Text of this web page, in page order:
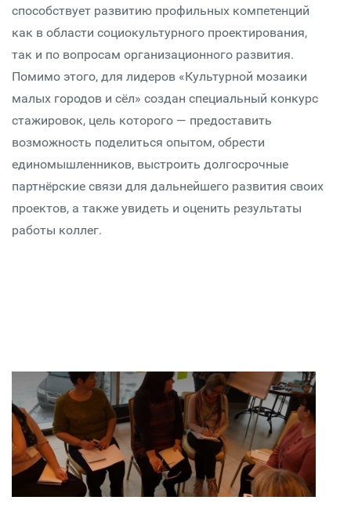
способствует развитию профильных компетенций
как в области социокультурного проектирования,
так и по вопросам организационного развития.
Помимо этого, для лидеров «Культурной мозаики
малых городов и сёл» создан специальный конкурс
стажировок, цель которого — предоставить
возможность поделиться опытом, обрести
единомышленников, выстроить долгосрочные
партнёрские связи для дальнейшего развития своих
проектов, а также увидеть и оценить результаты
работы коллег.